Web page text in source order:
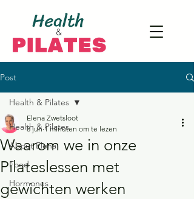
Post
Health & Pilates
About Elena
Food
Hormones
Health & Pilates
Waarom we in onze
Pilateslessen met
gewichten werken
Elena Zwetsloot
8 jun 1 minuten om te lezen